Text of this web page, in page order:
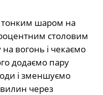
тонким шаром на
столовим
вогонь і чекаємо
додаємо пару
і зменшуємо
через